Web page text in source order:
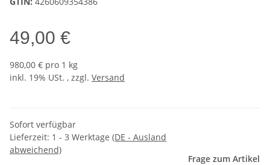
49,00 €
980,00 € pro 1 kg
inkl. 19% USt. , zzgl. Versand
Sofort verfügbar
Lieferzeit: 1 - 3 Werktage (DE - Ausland
abweichend)
Frage zum Artikel